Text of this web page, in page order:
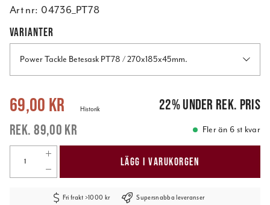
Art nr: 04736_PT78
VARIANTER
Power Tackle Betesask PT78 / 270x185x45mm.
Nuvarande pris: 89,00 kr
69,00 kr
89,00 kr
Historik 22%under rek. pris
Fler än 6 st kvar
LÄGG I VARUKORGEN
Fri frakt >1000 kr Supersnabba leveranser